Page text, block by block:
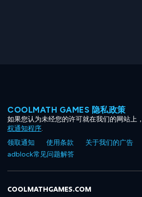
COOLMATH GAMES 隐私政策
如果您认为未经您的许可就在我们的网站上
权通知程序.
领取通知
使用条款
关于我们的广告
adblock常见问题解答
COOLMATHGAMES.COM